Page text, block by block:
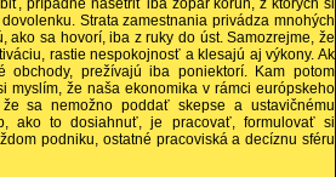
Strata zamestnania privádza mnohých
sa hovorí, iba z ruky do úst. Samozrejme, že
rastie nespokojnosť a klesajú aj výkony. Ak
obchody, prežívajú iba poniektorí. Kam potom
myslím, že naša ekonomika v rámci európskeho
sa nemožno poddať skepse a ustavičnému
ako to dosiahnuť, je pracovať, formulovať si
podniku, ostatné pracoviská a decíznu sféru